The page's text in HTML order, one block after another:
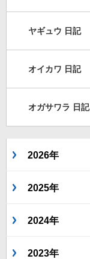
ヤギュウ 日記
オイカワ 日記
オガサワラ 日記
2026年
2025年
2024年
2023年